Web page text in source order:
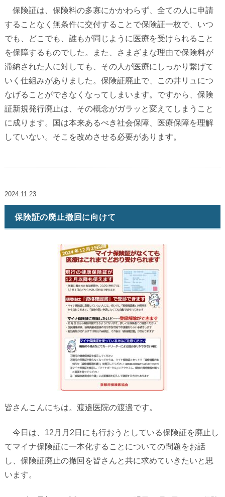
保険証は、保険料の多寡にかかわらず、全ての人に申請
することなく無条件に交付することで保険証一枚で、いつ
でも、どこでも、誰もが同じように医療を受けられること
を保障するものでした。また、さまざまな理由で保険料が
滞納された人に対しても、その人が医療にしっかり繋げて
いく仕組みがありました。保険証廃止で、この井リュにつ
なげることができなくなってしまいます。ですから、保険
証新規発行廃止は、その概念がガラッと変えてしまうこと
に成ります。国は本来あるべき社会保障、医療保障を理解
していない。そこを改めさせる必要があります。
2024.11.23
保険証の廃止撤回に向けて
皆さんこんにちは。渡邉医院の渡邉です。
今日は、12月 月 2 日にも行おうとしている保険証を廃止し
てマイナ保険証に一本化することについての問題をお話
し、保険証廃止の撤回を皆さんと共に求めていきたいと思
います。